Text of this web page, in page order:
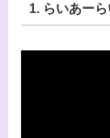
1. らいあー